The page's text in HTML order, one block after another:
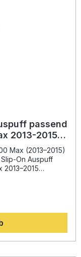
passend
2013-2015,
Max (2013–2015)
On Auspuff
aber im
Drehmoment und
wird. Der
Klang individuell